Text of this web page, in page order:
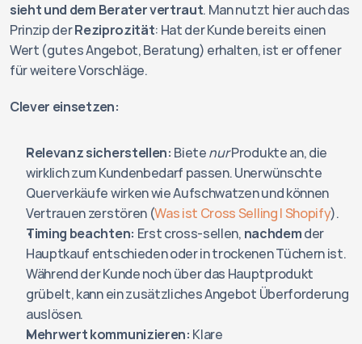
sieht und dem Berater vertraut. Man nutzt hier auch das
Prinzip der Reziprozität: Hat der Kunde bereits einen
Wert (gutes Angebot, Beratung) erhalten, ist er offener
für weitere Vorschläge.
Clever einsetzen:
Relevanz sicherstellen: Biete nur Produkte an, die
wirklich zum Kundenbedarf passen. Unerwünschte
Querverkäufe wirken wie Aufschwatzen und können
Vertrauen zerstören (Was ist Cross Selling | Shopify).
Timing beachten: Erst cross-sellen, nachdem der
Hauptkauf entschieden oder in trockenen Tüchern ist.
Während der Kunde noch über das Hauptprodukt
grübelt, kann ein zusätzliches Angebot Überforderung
auslösen.
Mehrwert kommunizieren: Klare